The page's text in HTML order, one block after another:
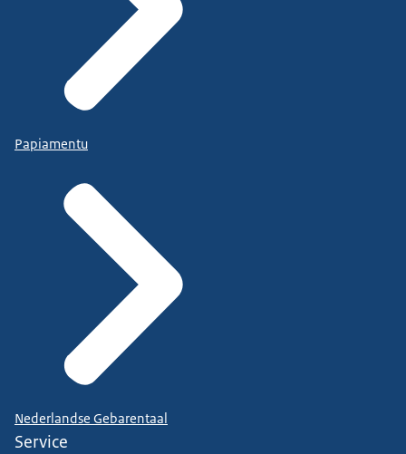
Papiamentu
Nederlandse Gebarentaal
Service